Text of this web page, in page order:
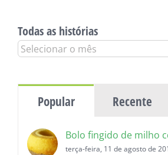
Todas as histórias
Todas
Popular Recente
Bolo fingido de milho
terça-feira, 11 de agosto de